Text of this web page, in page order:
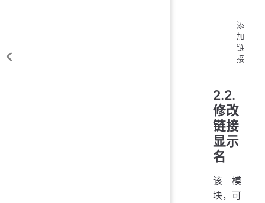
添
加
链
接
2.2.
修改
链接
显示
名
该模
块，可